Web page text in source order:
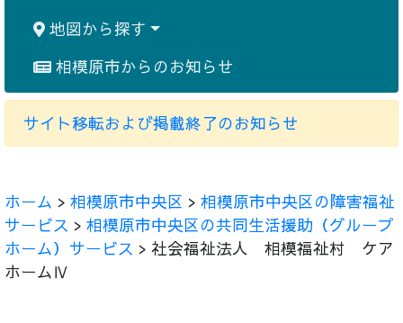
地図から探す
相模原市からのお知らせ
サイト移転および掲載終了のお知らせ
ホーム > 相模原市中央区 > 相模原市中央区の障害福祉
サービス > 相模原市中央区の共同生活援助（グループ
ホーム）サービス > 社会福祉法人 相模福祉村 ケア
ホームⅣ